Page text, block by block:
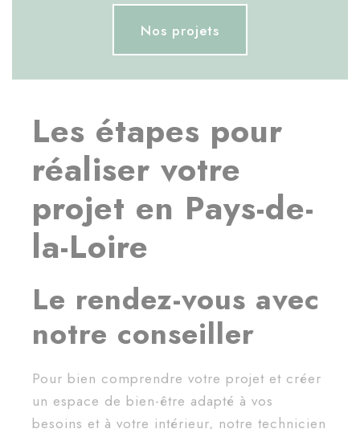
Nos projets
Les étapes pour
réaliser votre
projet en Pays-de-
la-Loire
Le rendez-vous avec
notre conseiller
Pour bien comprendre votre projet et créer
un espace de bien-être adapté à vos
besoins et à votre intérieur, notre technicien